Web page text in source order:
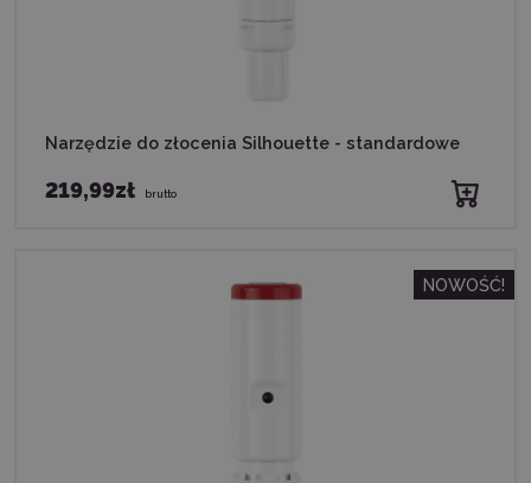
Narzędzie do złocenia Silhouette - standardowe
219,99zł brutto
NOWOŚĆ!